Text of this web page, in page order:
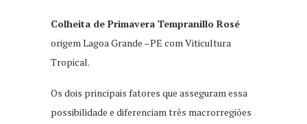
Colheita de Primavera Tempranillo Rosé
origem Lagoa Grande –PE com Viticultura
Tropical.
Os dois principais fatores que asseguram essa
possibilidade e diferenciam três macrorregiões